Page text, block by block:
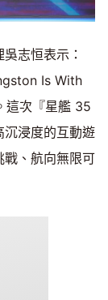
志恒表示：
Is With
這次『星艦 35
沉浸度的互動遊
戰、航向無限可